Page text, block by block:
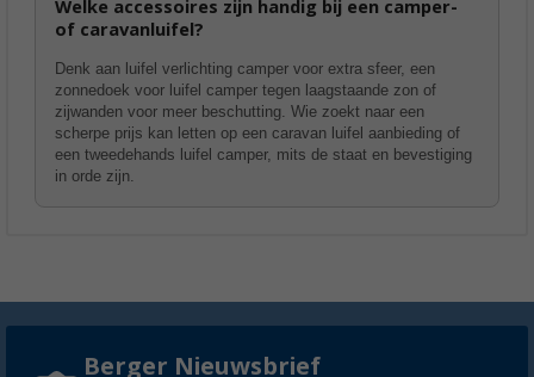
Welke accessoires zijn handig bij een camper-
of caravanluifel?
Denk aan luifel verlichting camper voor extra sfeer, een
zonnedoek voor luifel camper tegen laagstaande zon of
zijwanden voor meer beschutting. Wie zoekt naar een
scherpe prijs kan letten op een caravan luifel aanbieding of
een tweedehands luifel camper, mits de staat en bevestiging
in orde zijn.
Berger Nieuwsbrief